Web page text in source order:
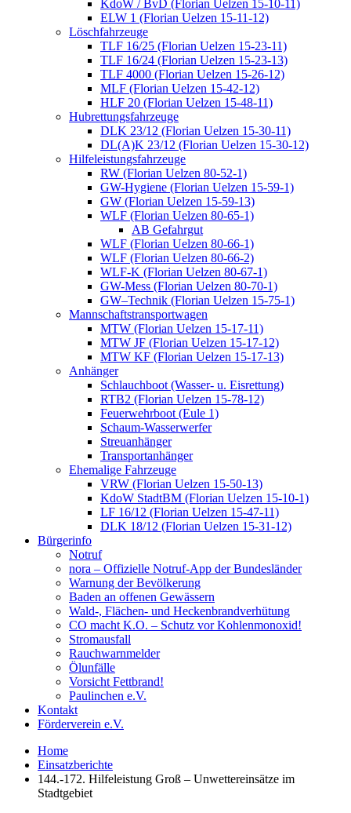
KdoW / BvD (Florian Uelzen 15-10-11)
ELW 1 (Florian Uelzen 15-11-12)
Löschfahrzeuge
TLF 16/25 (Florian Uelzen 15-23-11)
TLF 16/24 (Florian Uelzen 15-23-13)
TLF 4000 (Florian Uelzen 15-26-12)
MLF (Florian Uelzen 15-42-12)
HLF 20 (Florian Uelzen 15-48-11)
Hubrettungsfahrzeuge
DLK 23/12 (Florian Uelzen 15-30-11)
DL(A)K 23/12 (Florian Uelzen 15-30-12)
Hilfeleistungsfahrzeuge
RW (Florian Uelzen 80-52-1)
GW-Hygiene (Florian Uelzen 15-59-1)
GW (Florian Uelzen 15-59-13)
WLF (Florian Uelzen 80-65-1)
AB Gefahrgut
WLF (Florian Uelzen 80-66-1)
WLF (Florian Uelzen 80-66-2)
WLF-K (Florian Uelzen 80-67-1)
GW-Mess (Florian Uelzen 80-70-1)
GW–Technik (Florian Uelzen 15-75-1)
Mannschaftstransportwagen
MTW (Florian Uelzen 15-17-11)
MTW JF (Florian Uelzen 15-17-12)
MTW KF (Florian Uelzen 15-17-13)
Anhänger
Schlauchboot (Wasser- u. Eisrettung)
RTB2 (Florian Uelzen 15-78-12)
Feuerwehrboot (Eule 1)
Schaum-Wasserwerfer
Streuanhänger
Transportanhänger
Ehemalige Fahrzeuge
VRW (Florian Uelzen 15-50-13)
KdoW StadtBM (Florian Uelzen 15-10-1)
LF 16/12 (Florian Uelzen 15-47-11)
DLK 18/12 (Florian Uelzen 15-31-12)
Bürgerinfo
Notruf
nora – Offizielle Notruf-App der Bundesländer
Warnung der Bevölkerung
Baden an offenen Gewässern
Wald-, Flächen- und Heckenbrandverhütung
CO macht K.O. – Schutz vor Kohlenmonoxid!
Stromausfall
Rauchwarnmelder
Ölunfälle
Vorsicht Fettbrand!
Paulinchen e.V.
Kontakt
Förderverein e.V.
Home
Einsatzberichte
144.-172. Hilfeleistung Groß – Unwettereinsätze im
Stadtgebiet